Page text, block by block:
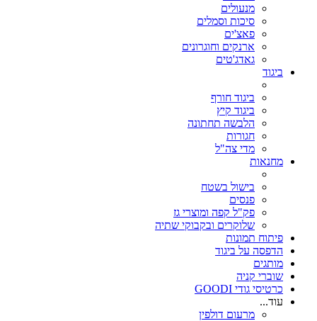
מנעולים
סיכות וסמלים
פאצ'ים
ארנקים וחוגרונים
גאדג'טים
ביגוד
ביגוד חורף
ביגוד קיץ
הלבשה תחתונה
חגורות
מדי צה"ל
מחנאות
בישול בשטח
פנסים
פק"ל קפה ומוצרי גז
שלוקרים ובקבוקי שתיה
פיתוח תמונות
הדפסה על ביגוד
מותגים
שוברי קניה
כרטיסי גודי GOODI
עוד...
מרעום דולפין